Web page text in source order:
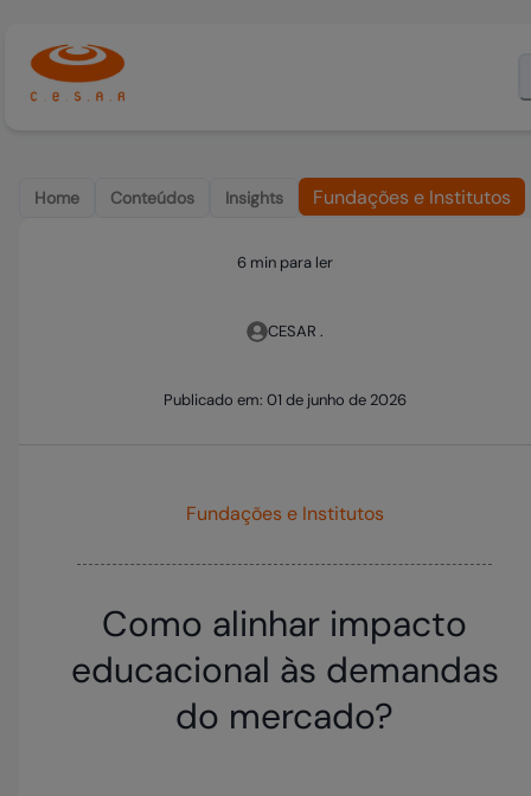
Home Conteúdos Insights Fundações e Institutos
6 min para ler
CESAR .
Publicado em: 01 de junho de 2026
Fundações e Institutos
Como alinhar impacto
educacional às demandas
do mercado?